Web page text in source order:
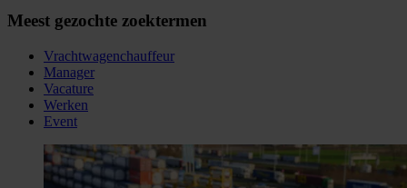
Meest gezochte zoektermen
Vrachtwagenchauffeur
Manager
Vacature
Werken
Event